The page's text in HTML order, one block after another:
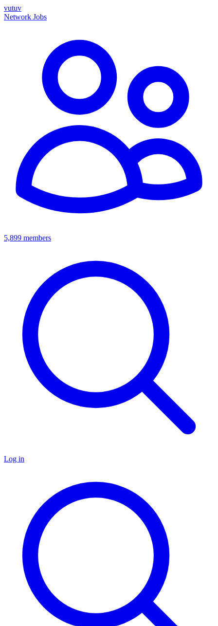
vutuv
Network Jobs
5,899 members
Log in